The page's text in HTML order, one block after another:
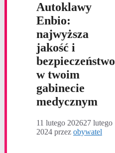
Autoklawy
Enbio:
najwyższa
jakość i
bezpieczeństwo
w twoim
gabinecie
medycznym
11 lutego 202627 lutego
2024 przez obywatel